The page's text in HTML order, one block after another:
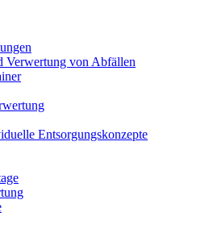
Verwertung von Abfällen
Entsorgungskonzepte